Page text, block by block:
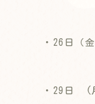
・26日（金
・29日 (